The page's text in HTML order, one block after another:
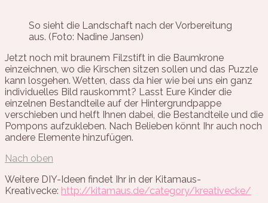
So sieht die Landschaft nach der Vorbereitung
aus. (Foto: Nadine Jansen)
Jetzt noch mit braunem Filzstift in die Baumkrone
einzeichnen, wo die Kirschen sitzen sollen und das Puzzle
kann losgehen. Wetten, dass da hier wie bei uns ein ganz
individuelles Bild rauskommt? Lasst Eure Kinder die
einzelnen Bestandteile auf der Hintergrundpappe
verschieben und helft Ihnen dabei, die Bestandteile und die
Pompons aufzukleben. Nach Belieben könnt Ihr auch noch
andere Elemente hinzufügen.
Nach oben
Weitere DIY-Ideen findet Ihr in der Kitamaus-
Kreativecke: http://kitamaus.de/category/kreativecke/